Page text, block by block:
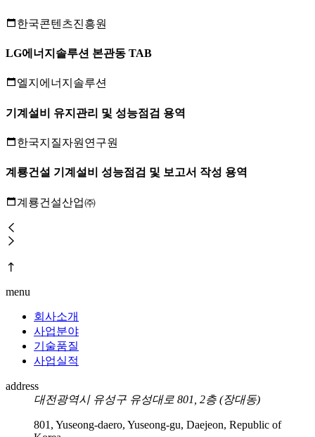
한국콘텐츠진흥원
LG에너지솔루션 본관동 TAB
엘지에너지솔루션
기계설비 유지관리 및 성능점검 용역
한국지질자원연구원
계룡건설 기계설비 성능점검 및 보고서 작성 용역
계룡건설산업㈜
menu
회사소개
사업분야
기술품질
사업실적
address
대전광역시 유성구 유성대로 801, 2층 (장대동)
801, Yuseong-daero, Yuseong-gu, Daejeon, Republic of